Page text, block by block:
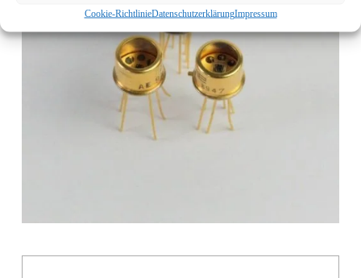
Cookie-RichtlinieDatenschutzerklärungImpressum